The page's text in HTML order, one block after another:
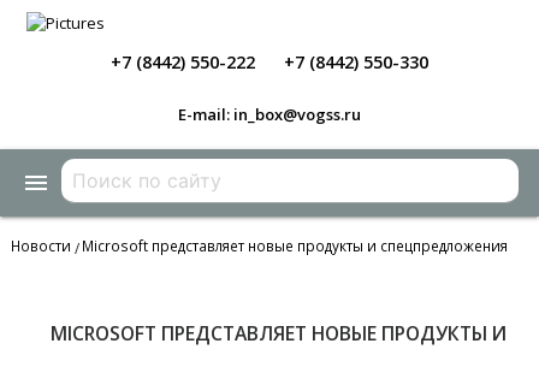
+7 (8442) 550-222 +7 (8442) 550-330
E-mail: in_box@vogss.ru
menu
Новости / Microsoft представляет новые продукты и спецпредложения
MICROSOFT ПРЕДСТАВЛЯЕТ НОВЫЕ ПРОДУКТЫ И